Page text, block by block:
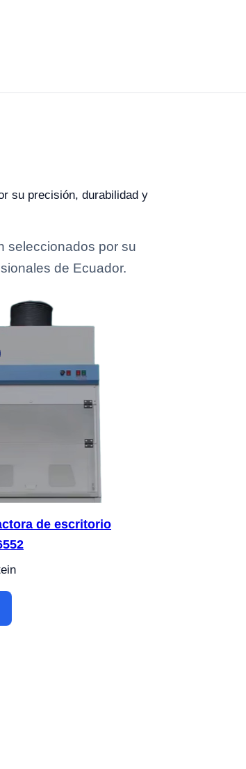
su precisión, durabilidad y
seleccionados por su
de Ecuador.
de escritorio